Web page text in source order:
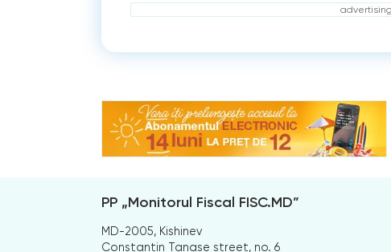
PP „Monitorul Fiscal FISC.MD”
MD-2005, Kishinev
Constantin Tanase street, no. 6